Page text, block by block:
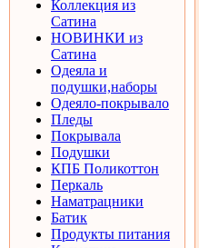
Коллекция из
Сатина
НОВИНКИ из
Сатина
Одеяла и
подушки,наборы
Одеяло-покрывало
Пледы
Покрывала
Подушки
КПБ Поликоттон
Перкаль
Наматрацники
Батик
Продукты питания